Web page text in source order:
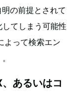
の前提とされて
てしまう可能性
よって検索エン
あるいはコ